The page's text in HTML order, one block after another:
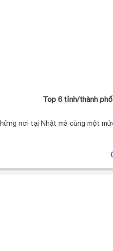
Top 6 tỉnh/thành
nơi tại Nhật mà cùng một